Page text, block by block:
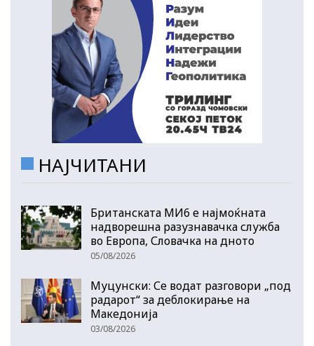
НАЈЧИТАНИ
Британската МИ6 е најмоќната
надворешна разузнавачка служба
во Европа, Словачка на дното
05/08/2026
Муцунски: Се водат разговори „под
радарот“ за деблокирање на
Македонија
03/08/2026